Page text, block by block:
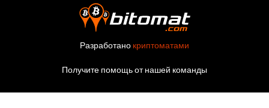
Разработано криптоматами
Получите помощь от нашей команды